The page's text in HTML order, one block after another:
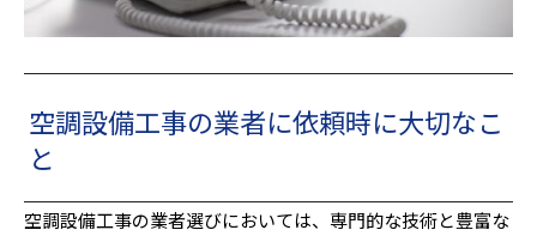
空調設備工事の業者に依頼時に大切なこ
と
空調設備工事の業者選びにおいては、専門的な技術と豊富な